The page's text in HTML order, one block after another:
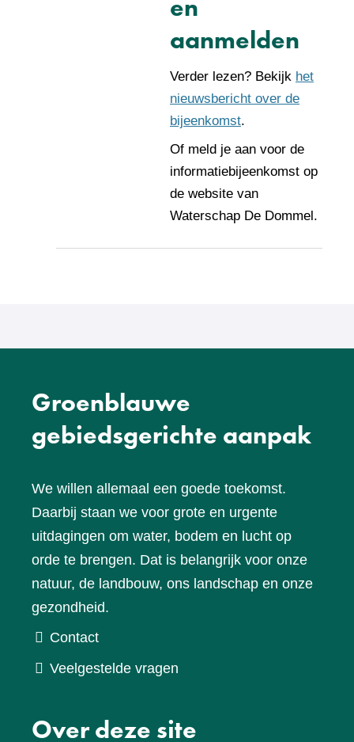
en
aanmelden
Verder lezen? Bekijk het
nieuwsbericht over de
bijeenkomst.
Of meld je aan voor de
informatiebijeenkomst op
de website van
Waterschap De Dommel.
Groenblauwe
gebiedsgerichte aanpak
We willen allemaal een goede toekomst.
Daarbij staan we voor grote en urgente
uitdagingen om water, bodem en lucht op
orde te brengen. Dat is belangrijk voor onze
natuur, de landbouw, ons landschap en onze
gezondheid.
Contact
Veelgestelde vragen
Over deze site